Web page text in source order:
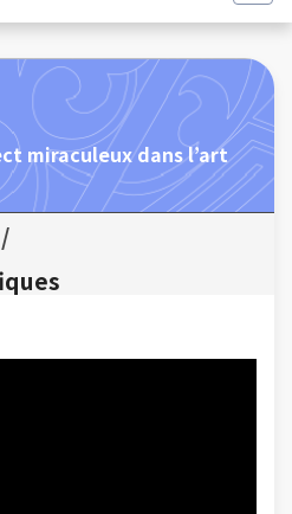
miraculeux dans l’art
/